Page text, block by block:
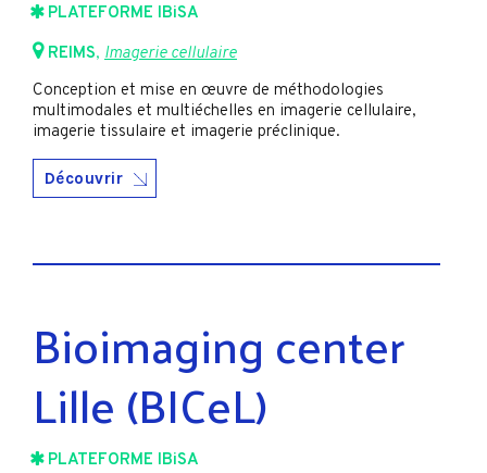
PLATEFORME IBiSA
REIMS, Imagerie cellulaire
Conception et mise en œuvre de méthodologies
multimodales et multiéchelles en imagerie cellulaire,
imagerie tissulaire et imagerie préclinique.
Découvrir
Bioimaging center
Lille (BICeL)
PLATEFORME IBiSA